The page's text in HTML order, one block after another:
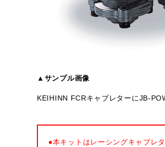
▲サンプル画像
KEIHINN FCRキャブレターにJB-
●本キットはレーシングキャブレ